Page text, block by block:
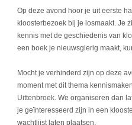
Op deze avond hoor je uit eerste
kloosterbezoek bij je losmaakt. Je
kennis met de geschiedenis van
een boek je nieuwsgierig maakt,
Mocht je verhinderd zijn op deze
moment met dit thema
Uittenbroek. We organiseren dan
je geïnteresseerd zijn in een
wachtlijst laten plaatsen.